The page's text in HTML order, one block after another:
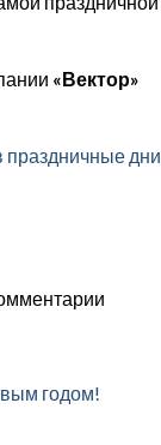
«Вектор»
праздничные дни
годом!